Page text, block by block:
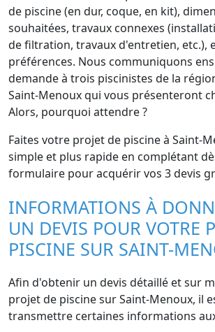
de piscine (en dur, coque, en kit),
souhaitées, travaux connexes
de filtration, travaux d'entretien, etc.),
préférences. Nous communiquons
demande à trois piscinistes de la
Saint-Menoux qui vous présenteront
Alors, pourquoi attendre ?
Faites votre projet de piscine à Saint-
simple et plus rapide en complétant
formulaire pour acquérir vos 3 devis
INFORMATIONS À
UN DEVIS POUR VOTRE
PISCINE SUR SAINT-
Afin d'obtenir un devis détaillé et sur
projet de piscine sur Saint-Menoux, il
transmettre certaines informations